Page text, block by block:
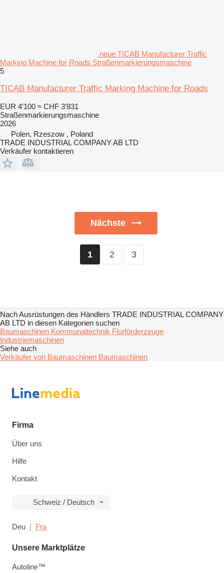
neue TICAB Manufacturer Traffic
Marking Machine for Roads Straßenmarkierungsmaschine
5
TICAB Manufacturer Traffic Marking Machine for Roads
EUR 4’100 ≈ CHF 3’831
Straßenmarkierungsmaschine
2026
Polen, Rzeszow , Poland
TRADE INDUSTRIAL COMPANY AB LTD
Verkäufer kontaktieren
Nächste
1 2 3
Nach Ausrüstungen des Händlers TRADE INDUSTRIAL COMPANY
AB LTD in diesen Kategorien suchen
Baumaschinen Kommunaltechnik Flurförderzeuge
Industriemaschinen
Siehe auch
Verkäufer von Baumaschinen Baumaschinen
Firma
Über uns
Hilfe
Kontakt
Schweiz / Deutsch
Deu Fra
Unsere Marktplätze
Autoline™